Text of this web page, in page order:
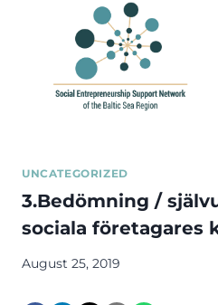
UNCATEGORIZED
3.Bedömning /
sociala företagares
August 25, 2019